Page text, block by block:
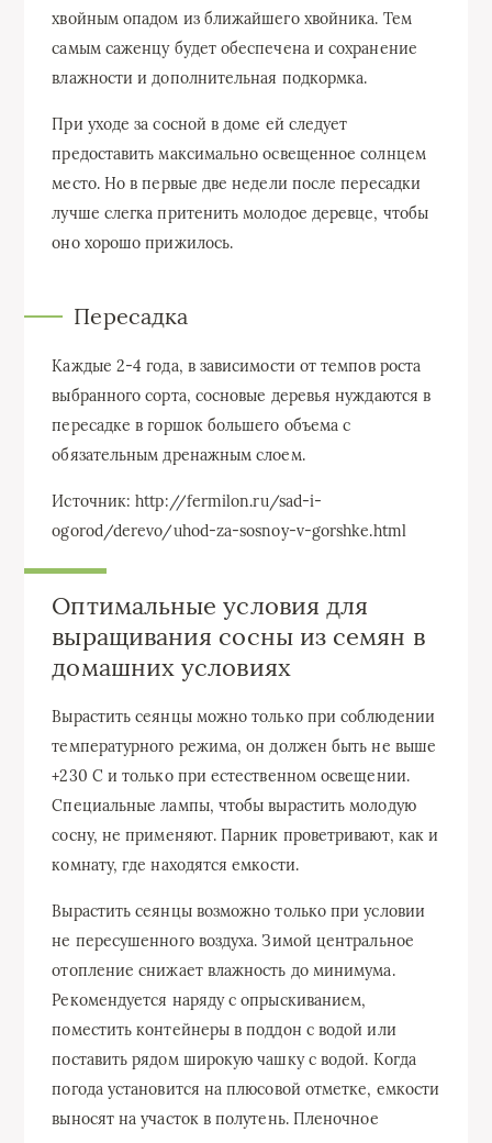
хвойным опадом из ближайшего хвойника. Тем
самым саженцу будет обеспечена и сохранение
влажности и дополнительная подкормка.
При уходе за сосной в доме ей следует
предоставить максимально освещенное солнцем
место. Но в первые две недели после пересадки
лучше слегка притенить молодое деревце, чтобы
оно хорошо прижилось.
Пересадка
Каждые 2-4 года, в зависимости от темпов роста
выбранного сорта, сосновые деревья нуждаются в
пересадке в горшок большего объема с
обязательным дренажным слоем.
Источник: http://fermilon.ru/sad-i-
ogorod/derevo/uhod-za-sosnoy-v-gorshke.html
Оптимальные условия для
выращивания сосны из семян в
домашних условиях
Вырастить сеянцы можно только при соблюдении
температурного режима, он должен быть не выше
+230 C и только при естественном освещении.
Специальные лампы, чтобы вырастить молодую
сосну, не применяют. Парник проветривают, как и
комнату, где находятся емкости.
Вырастить сеянцы возможно только при условии
не пересушенного воздуха. Зимой центральное
отопление снижает влажность до минимума.
Рекомендуется наряду с опрыскиванием,
поместить контейнеры в поддон с водой или
поставить рядом широкую чашку с водой. Когда
погода установится на плюсовой отметке, емкости
выносят на участок в полутень. Пленочное